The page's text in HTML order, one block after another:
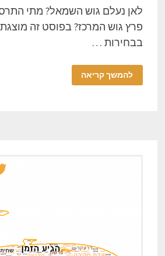
לאן נעלם גוש השמאל? מתי
פרץ גוש המרכז? בפוסט זה
בבחירות …
להמשך קריאה